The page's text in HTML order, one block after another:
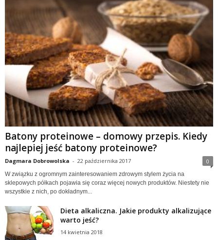
Batony proteinowe – domowy przepis. Kiedy
najlepiej jeść batony proteinowe?
Dagmara Dobrowolska - 22 października 2017 0
W związku z ogromnym zainteresowaniem zdrowym stylem życia na
sklepowych półkach pojawia się coraz więcej nowych produktów. Niestety nie
wszystkie z nich, po dokładnym...
Dieta alkaliczna. Jakie produkty alkalizujące
warto jeść?
14 kwietnia 2018